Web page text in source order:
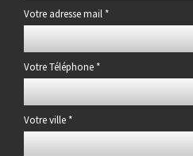
Votre adresse mail *
Votre Téléphone *
Votre ville *